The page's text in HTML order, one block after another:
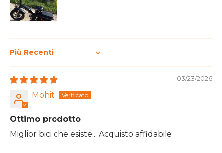
Sort by
03/23/2026
Mohit
Ottimo prodotto
Miglior bici che esiste... Acquisto affidabile